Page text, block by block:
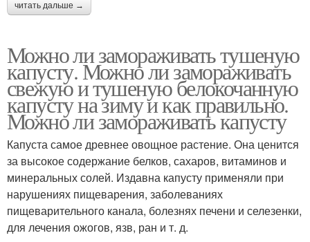
читать дальше →
Можно ли замораживать тушеную
капусту. Можно ли замораживать
свежую и тушеную белокочанную
капусту на зиму и как правильно.
Можно ли замораживать капусту
Капуста самое древнее овощное растение. Она ценится
за высокое содержание белков, сахаров, витаминов и
минеральных солей. Издавна капусту применяли при
нарушениях пищеварения, заболеваниях
пищеварительного канала, болезнях печени и селезенки,
для лечения ожогов, язв, ран и т. д.